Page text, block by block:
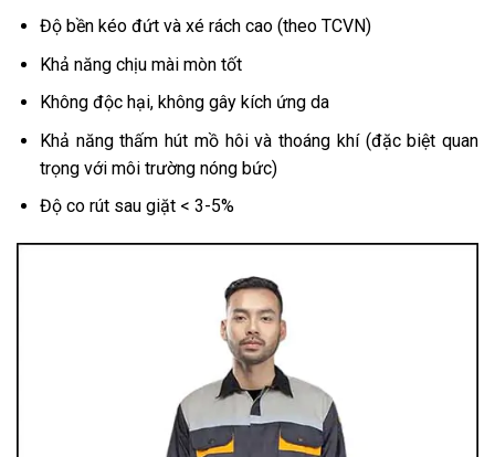
Độ bền kéo đứt và xé rách cao (theo TCVN)
Khả năng chịu mài mòn tốt
Không độc hại, không gây kích ứng da
Khả năng thấm hút mồ hôi và thoáng khí (đặc biệt quan
trọng với môi trường nóng bức)
Độ co rút sau giặt < 3-5%